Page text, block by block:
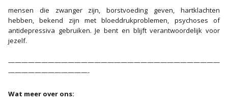
mensen die zwanger zijn, borstvoeding geven, hartklachten
hebben, bekend zijn met bloeddrukproblemen, psychoses of
antidepressiva gebruiken. Je bent en blijft verantwoordelijk voor
jezelf.
————————————————————————————————
————————————-
Wat meer over ons: